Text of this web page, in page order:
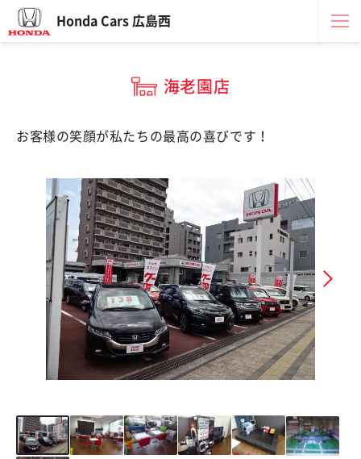
Honda Cars 広島西
海老園店
お客様の笑顔が私たちの最高の喜びです！